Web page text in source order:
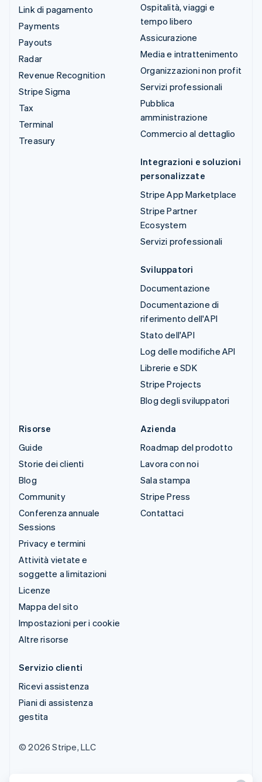
Link di pagamento
Payments
Payouts
Radar
Revenue Recognition
Stripe Sigma
Tax
Terminal
Treasury
Ospitalità, viaggi e
tempo libero
Assicurazione
Media e intrattenimento
Organizzazioni non profit
Servizi professionali
Pubblica
amministrazione
Commercio al dettaglio
Integrazioni e soluzioni
personalizzate
Stripe App Marketplace
Stripe Partner
Ecosystem
Servizi professionali
Sviluppatori
Documentazione
Documentazione di
riferimento dell'API
Stato dell'API
Log delle modifiche API
Librerie e SDK
Stripe Projects
Blog degli sviluppatori
Risorse
Guide
Storie dei clienti
Blog
Community
Conferenza annuale
Sessions
Privacy e termini
Attività vietate e
soggette a limitazioni
Licenze
Mappa del sito
Impostazioni per i cookie
Altre risorse
Azienda
Roadmap del prodotto
Lavora con noi
Sala stampa
Stripe Press
Contattaci
Servizio clienti
Ricevi assistenza
Piani di assistenza
gestita
© 2026 Stripe, LLC